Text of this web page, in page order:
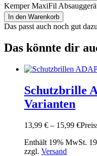
Kemper MaxiFil
In den Warenkorb
Das passt auch noch gut dazu
Das könnte dir
Schutzbrille
Varianten
13,99 € – 15,99 €
Enthält 19% MwSt.
zzgl. Versand